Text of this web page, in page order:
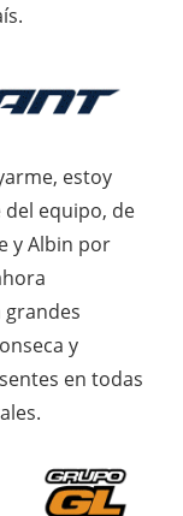
estoy
equipo, de
y Albin por
y
en todas